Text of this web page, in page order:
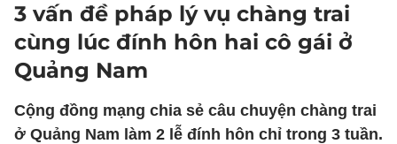
3 vấn đề pháp lý vụ chàng trai
cùng lúc đính hôn hai cô gái ở
Quảng Nam
Cộng đồng mạng chia sẻ câu chuyện chàng trai
ở Quảng Nam làm 2 lễ đính hôn chỉ trong 3 tuần.